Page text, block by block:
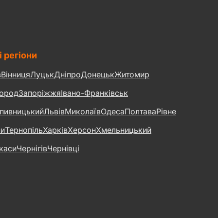
регіони
ВінницяЛуцькДніпроДонецькЖитомир
ЗапоріжжяІвано-Франківськ
ЛьвівМиколаївОдесаПолтаваРівне
ТернопільХарківХерсонХмельницький
ЧернігівЧернівці